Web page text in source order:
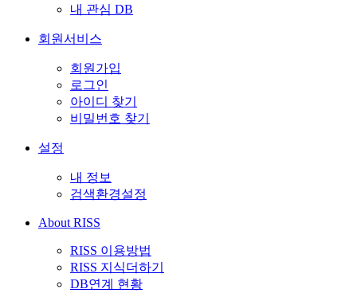
내 관심 DB
회원서비스
회원가입
로그인
아이디 찾기
비밀번호 찾기
설정
내 정보
검색환경설정
About RISS
RISS 이용방법
RISS 지식더하기
DB연계 현황